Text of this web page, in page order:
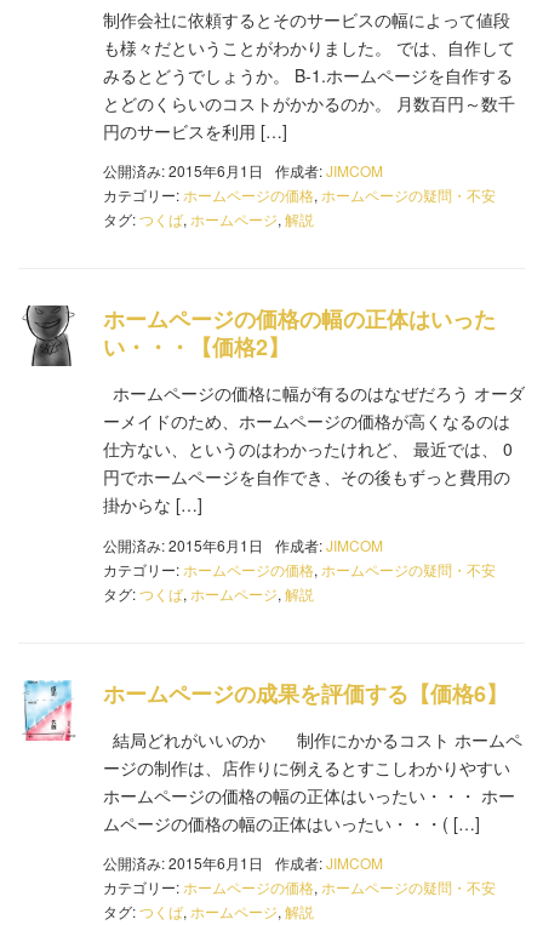
制作会社に依頼するとそのサービスの幅によって値段
も様々だということがわかりました。 では、自作して
みるとどうでしょうか。 B-1.ホームページを自作する
とどのくらいのコストがかかるのか。 月数百円～数千
円のサービスを利用 […]
公開済み: 2015年6月1日 作成者:JIMCOM
カテゴリー: ホームページの価格, ホームページの疑問・不安
タグ:つくば, ホームページ, 解説
ホームページの価格の幅の正体はいった
い・・・【価格2】
ホームページの価格に幅が有るのはなぜだろう オーダ
ーメイドのため、ホームページの価格が高くなるのは
仕方ない、というのはわかったけれど、 最近では、 0
円でホームページを自作でき、その後もずっと費用の
掛からな […]
公開済み: 2015年6月1日 作成者:JIMCOM
カテゴリー: ホームページの価格, ホームページの疑問・不安
タグ:つくば, ホームページ, 解説
ホームページの成果を評価する【価格6】
結局どれがいいのか 制作にかかるコスト ホームペ
ージの制作は、店作りに例えるとすこしわかりやすい
ホームページの価格の幅の正体はいったい・・・ ホー
ムページの価格の幅の正体はいったい・・・( […]
公開済み: 2015年6月1日 作成者:JIMCOM
カテゴリー: ホームページの価格, ホームページの疑問・不安
タグ:つくば, ホームページ, 解説